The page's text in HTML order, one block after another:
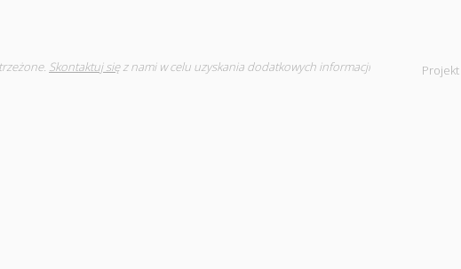
Skontaktuj sięz nami w celu uzyskania dodatkowych informacji